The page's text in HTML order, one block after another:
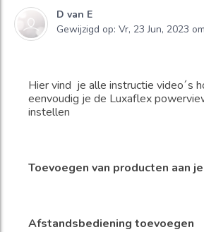
D van E
Gewijzigd op: Vr, 23 Jun, 2023
Hier vind je alle instructie video´s
eenvoudig je de Luxaflex
instellen
Toevoegen van producten aan
Afstandsbediening toevoegen